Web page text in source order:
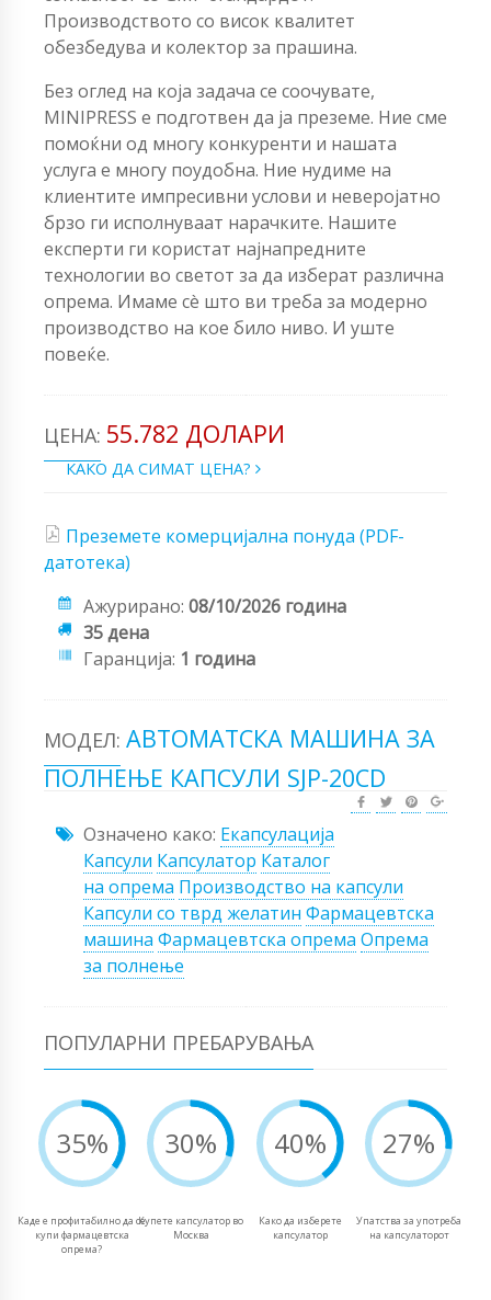
Производството со висок квалитет
обезбедува и колектор за прашина.
Без оглед на која задача се соочувате,
MINIPRESS е подготвен да ја преземе. Ние сме
помоќни од многу конкуренти и нашата
услуга е многу поудобна. Ние нудиме на
клиентите импресивни услови и неверојатно
брзо ги исполнуваат нарачките. Нашите
експерти ги користат најнапредните
технологии во светот за да изберат различна
опрема. Имаме сè што ви треба за модерно
производство на кое било ниво. И уште
повеќе.
ЦЕНА: 55.782 ДОЛАРИ
КАКО ДА СИМАТ ЦЕНА?
Преземете комерцијална понуда (PDF-
датотека)
Ажурирано: 08/10/2026 година
35 дена
Гаранција: 1 година
МОДЕЛ: АВТОМАТСКА МАШИНА ЗА
ПОЛНЕЊЕ КАПСУЛИ SJP-20CD
Означено како: Екапсулација
Капсули Капсулатор Каталог
на опрема Производство на капсули
Капсули со тврд желатин Фармацевтска
машина Фармацевтска опрема Опрема
за полнење
ПОПУЛАРНИ ПРЕБАРУВАЊА
35%
Каде е профитабилно да се
купи фармацевтска
опрема?
30%
Купете капсулатор во
Москва
40%
Како да изберете
капсулатор
27%
Упатства за употреба
на капсулаторот